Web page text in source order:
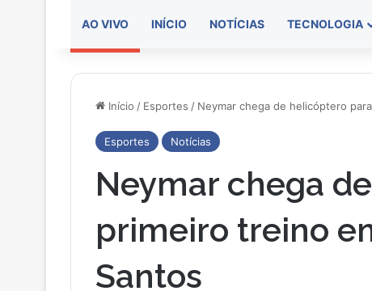
AO VIVO INÍCIO NOTÍCIAS TECNOLOGIA
Início / Esportes / Neymar chega de helicóptero
Esportes Notícias
Neymar chega
primeiro treino
Santos